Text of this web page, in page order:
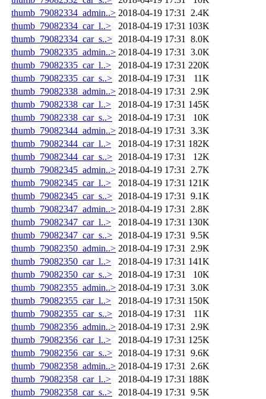
thumb_79082334_admin..> 2018-04-19 17:31
2.4K
thumb_79082334_car_l..>
2018-04-19 17:31 103K
thumb_79082334_car_s..>
2018-04-19 17:31
8.0K
thumb_79082335_admin..> 2018-04-19 17:31
3.0K
thumb_79082335_car_l..>
2018-04-19 17:31 220K
thumb_79082335_car_s..>
2018-04-19 17:31
11K
thumb_79082338_admin..> 2018-04-19 17:31
2.9K
thumb_79082338_car_l..>
2018-04-19 17:31 145K
thumb_79082338_car_s..>
2018-04-19 17:31
10K
thumb_79082344_admin..> 2018-04-19 17:31
3.3K
thumb_79082344_car_l..>
2018-04-19 17:31 182K
thumb_79082344_car_s..>
2018-04-19 17:31
12K
thumb_79082345_admin..> 2018-04-19 17:31
2.7K
thumb_79082345_car_l..>
2018-04-19 17:31 121K
thumb_79082345_car_s..>
2018-04-19 17:31
9.1K
thumb_79082347_admin..> 2018-04-19 17:31
2.8K
thumb_79082347_car_l..>
2018-04-19 17:31 130K
thumb_79082347_car_s..>
2018-04-19 17:31
9.5K
thumb_79082350_admin..> 2018-04-19 17:31
2.9K
thumb_79082350_car_l..>
2018-04-19 17:31 141K
thumb_79082350_car_s..>
2018-04-19 17:31
10K
thumb_79082355_admin..> 2018-04-19 17:31
3.0K
thumb_79082355_car_l..>
2018-04-19 17:31 150K
thumb_79082355_car_s..>
2018-04-19 17:31
11K
thumb_79082356_admin..> 2018-04-19 17:31
2.9K
thumb_79082356_car_l..>
2018-04-19 17:31 125K
thumb_79082356_car_s..>
2018-04-19 17:31
9.6K
thumb_79082358_admin..> 2018-04-19 17:31
2.6K
thumb_79082358_car_l..>
2018-04-19 17:31 188K
thumb_79082358_car_s..>
2018-04-19 17:31
9.5K